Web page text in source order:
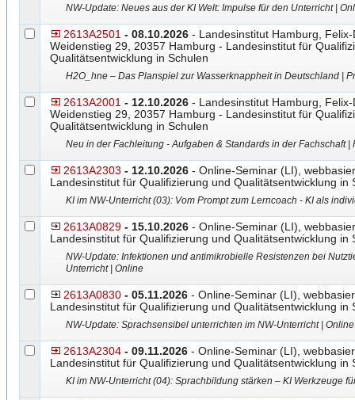
NW-Update: Neues aus der KI Welt: Impulse für den Unterricht |
2613A2501 - 08.10.2026 - Landesinstitut Hamburg,
Weidenstieg 29, 20357 Hamburg - Landesinstitut für
Qualitätsentwicklung in Schulen
H2O_hne – Das Planspiel zur Wasserknappheit in Deutschland |
2613A2001 - 12.10.2026 - Landesinstitut Hamburg,
Weidenstieg 29, 20357 Hamburg - Landesinstitut für
Qualitätsentwicklung in Schulen
Neu in der Fachleitung - Aufgaben & Standards in der Fachschaft |
2613A2303 - 12.10.2026 - Online-Seminar (LI),
Landesinstitut für Qualifizierung und Qualitätsentwicklung in
KI im NW-Unterricht (03): Vom Prompt zum Lerncoach - KI als
2613A0829 - 15.10.2026 - Online-Seminar (LI),
Landesinstitut für Qualifizierung und Qualitätsentwicklung in
NW-Update: Infektionen und antimikrobielle Resistenzen bei
Unterricht | Online
2613A0830 - 05.11.2026 - Online-Seminar (LI),
Landesinstitut für Qualifizierung und Qualitätsentwicklung in
NW-Update: Sprachsensibel unterrichten im NW-Unterricht | Online
2613A2304 - 09.11.2026 - Online-Seminar (LI),
Landesinstitut für Qualifizierung und Qualitätsentwicklung in
KI im NW-Unterricht (04): Sprachbildung stärken – KI Werkzeuge